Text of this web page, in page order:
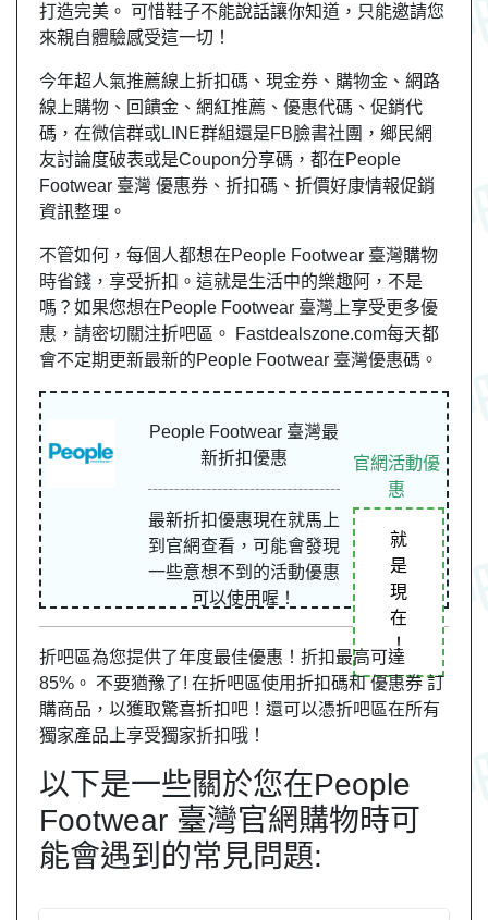
打造完美。 可惜鞋子不能說話讓你知道，只能邀請您
來親自體驗感受這一切！
今年超人氣推薦線上折扣碼、現金券、購物金、網路
線上購物、回饋金、網紅推薦、優惠代碼、促銷代
碼，在微信群或LINE群組還是FB臉書社團，鄉民網
友討論度破表或是Coupon分享碼，都在People
Footwear 臺灣 優惠券、折扣碼、折價好康情報促銷
資訊整理。
不管如何，每個人都想在People Footwear 臺灣購物
時省錢，享受折扣。這就是生活中的樂趣阿，不是
嗎？如果您想在People Footwear 臺灣上享受更多優
惠，請密切關注折吧區。 Fastdealszone.com每天都
會不定期更新最新的People Footwear 臺灣優惠碼。
People Footwear 臺灣最
新折扣優惠
最新折扣優惠現在就馬上
到官網查看，可能會發現
一些意想不到的活動優惠
可以使用喔！
官網活動優
惠
就
是
現
在
！
折吧區為您提供了年度最佳優惠！折扣最高可達
85%。 不要猶豫了! 在折吧區使用折扣碼和 優惠券 訂
購商品，以獲取驚喜折扣吧！還可以憑折吧區在所有
獨家產品上享受獨家折扣哦！
以下是一些關於您在People
Footwear 臺灣官網購物時可
能會遇到的常見問題: